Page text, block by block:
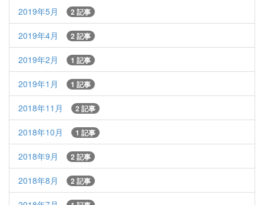
2019年5月 2 記事
2019年4月 2 記事
2019年2月 1 記事
2019年1月 1 記事
2018年11月 2 記事
2018年10月 1 記事
2018年9月 2 記事
2018年8月 2 記事